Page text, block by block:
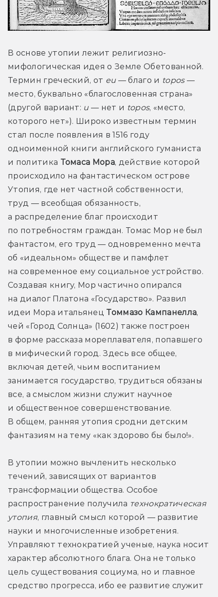
В основе утопии лежит религиозно-
мифологическая идея о Земле Обетованной.
Термин греческий, от eu — благо и topos —
место, буквально «благословенная страна»
(другой вариант: u — нет и topos, «место,
которого нет»). Широко известным термин
стал после появления в 1516 году
одноименной книги английского гуманиста
и политика Томаса Мора, действие которой
происходило на фантастическом острове
Утопия, где нет частной собственности,
труд — всеобщая обязанность,
а распределение благ происходит
по потребностям граждан. Томас Мор не был
фантастом, его труд — одновременно мечта
об «идеальном» обществе и памфлет
на современное ему социальное устройство.
Создавая книгу, Мор частично опирался
на диалог Платона «Государство». Развил
идеи Мора итальянец Томмазо Кампанелла,
чей «Город Солнца» (1602) также построен
в форме рассказа мореплавателя, попавшего
в мифический город. Здесь все общее,
включая детей, чьим воспитанием
занимается государство, трудиться обязаны
все, а смыслом жизни служит научное
и общественное совершенствование.
В общем, ранняя утопия сродни детским
фантазиям на тему «как здорово бы было!».
В утопии можно вычленить несколько
течений, зависящих от вариантов
трансформации общества. Особое
распространение получила технократическая
утопия, главный смысл которой — развитие
науки и многочисленные изобретения.
Управляют технократией ученые, наука носит
характер абсолютного блага. Она не только
цель существования социума, но и главное
средство прогресса, ибо ее развитие служит